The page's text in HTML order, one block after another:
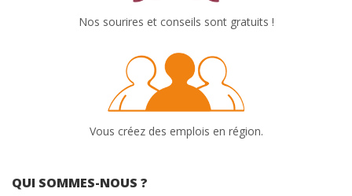
Nos sourires et conseils sont gratuits !
Vous créez des emplois en région.
QUI SOMMES-NOUS ?